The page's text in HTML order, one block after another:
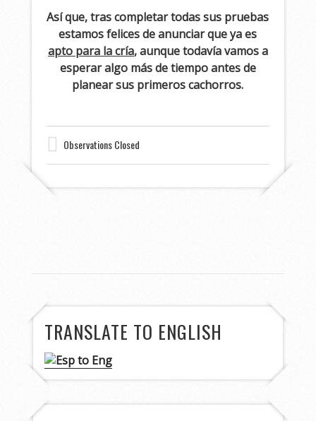
Así que, tras completar todas sus pruebas
estamos felices de anunciar que ya es
apto para la cría, aunque todavía vamos a
esperar algo más de tiempo antes de
planear sus primeros cachorros.
Observations Closed
TRANSLATE TO ENGLISH